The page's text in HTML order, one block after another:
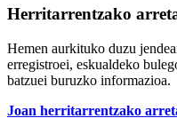
Herritarrentzako
Hemen aurkituko duzu
erregistroei, eskualdeko
batzuei buruzko informazioa.
Joan herritarrentzako